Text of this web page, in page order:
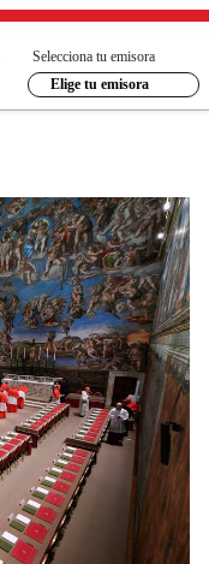
Selecciona tu emisora
Elige tu emisora